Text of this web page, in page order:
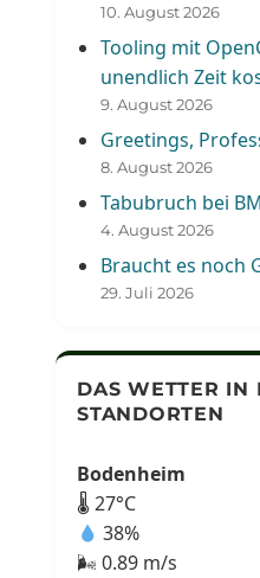
10. August 2026
Tooling mit
unendlich Zeit
9. August 2026
Greetings,
8. August 2026
Tabubruch bei
4. August 2026
Braucht es noch
29. Juli 2026
DAS WETTER IN
STANDORTEN
Bodenheim
🌡 27°C
38%
🌬 0.89 m/s